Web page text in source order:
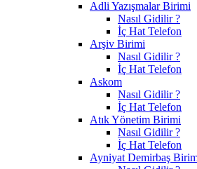
Adli Yazışmalar Birimi
Nasıl Gidilir ?
İç Hat Telefon
Arşiv Birimi
Nasıl Gidilir ?
İç Hat Telefon
Askom
Nasıl Gidilir ?
İç Hat Telefon
Atık Yönetim Birimi
Nasıl Gidilir ?
İç Hat Telefon
Ayniyat Demirbaş